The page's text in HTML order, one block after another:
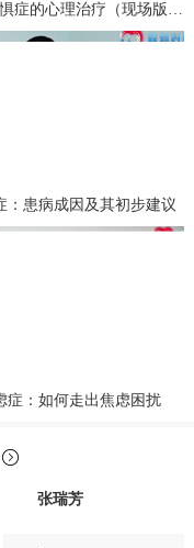
社交恐惧症的心理治疗（现场版一）
：患病成因及其初步建议
症：如何走出焦虑困扰
张瑞芳